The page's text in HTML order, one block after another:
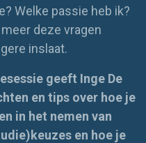
Welke passie heb ik?
deze vragen
inslaat.
geeft Inge De
en tips over hoe je
in het nemen van
en hoe je